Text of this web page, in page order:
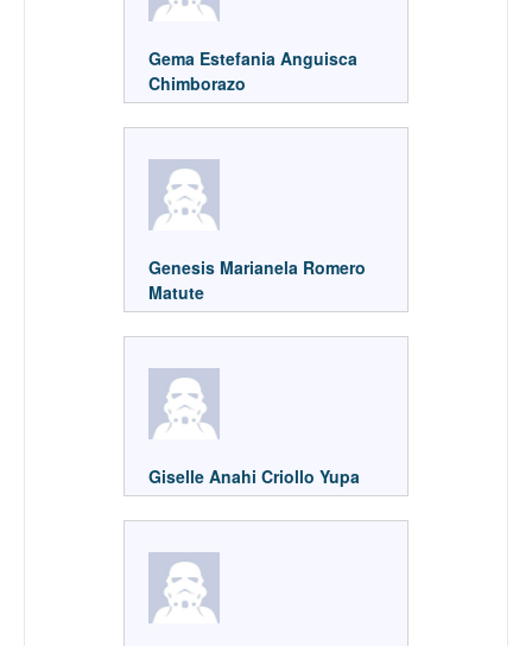
Gema Estefania Anguisca
Chimborazo
Genesis Marianela Romero
Matute
Giselle Anahi Criollo Yupa